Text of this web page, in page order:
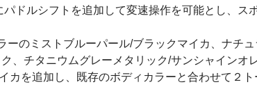
ドルシフトを追加して変速操作を可能とし、ス
ーのミストブルーパール/ブラックマイカ、ナチ
、チタニウムグレーメタリック/サンシャインオ
カを追加し、既存のボディカラーと合わせて２ト